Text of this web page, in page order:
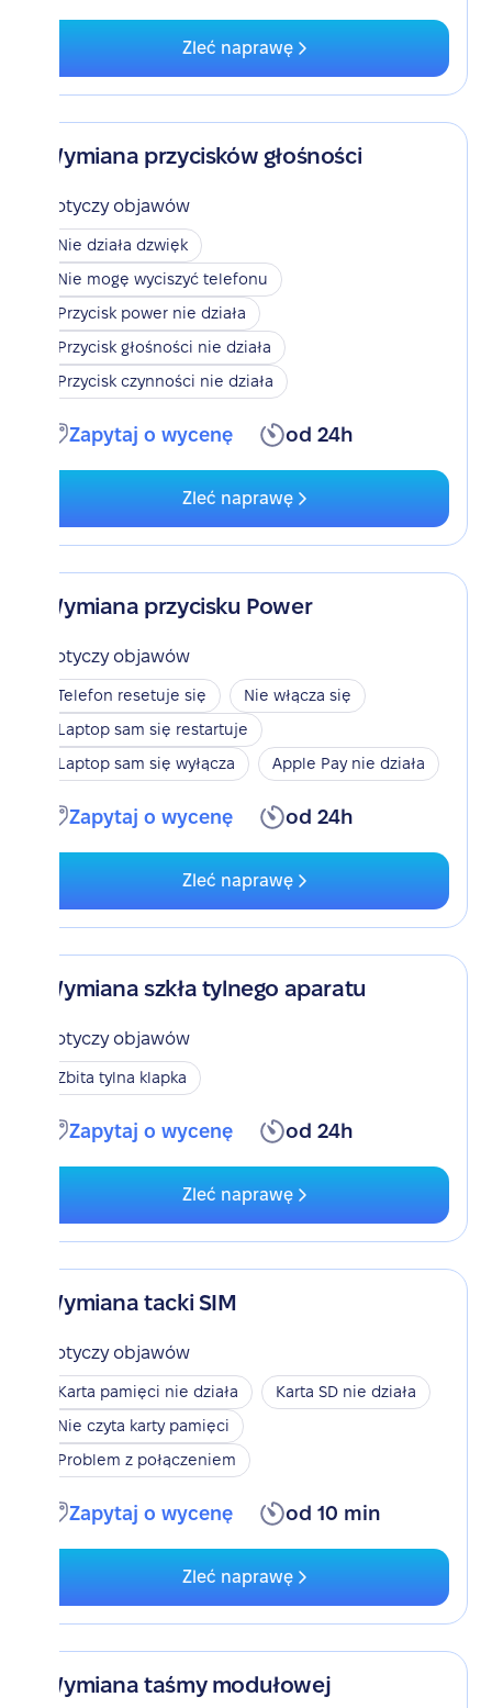
Zleć naprawę
Wymiana przycisków głośności
Dotyczy objawów
Nie działa dzwięk
Nie mogę wyciszyć telefonu
Przycisk power nie działa
Przycisk głośności nie działa
Przycisk czynności nie działa
Zapytaj o wycenę od 24h
Zleć naprawę
Wymiana przycisku Power
Dotyczy objawów
Telefon resetuje się
Nie włącza się
Laptop sam się restartuje
Laptop sam się wyłącza
Apple Pay nie działa
Zapytaj o wycenę od 24h
Zleć naprawę
Wymiana szkła tylnego aparatu
Dotyczy objawów
Zbita tylna klapka
Zapytaj o wycenę od 24h
Zleć naprawę
Wymiana tacki SIM
Dotyczy objawów
Karta pamięci nie działa
Karta SD nie działa
Nie czyta karty pamięci
Problem z połączeniem
Zapytaj o wycenę od 10 min
Zleć naprawę
Wymiana taśmy modułowej